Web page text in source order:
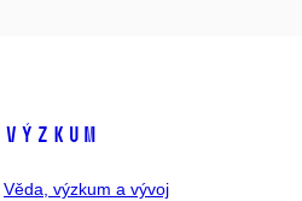
VÝZKUM
Věda, výzkum a vývoj